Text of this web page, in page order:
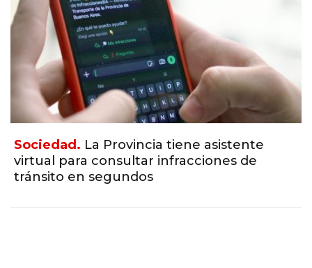
Sociedad. La Provincia tiene asistente
virtual para consultar infracciones de
tránsito en segundos